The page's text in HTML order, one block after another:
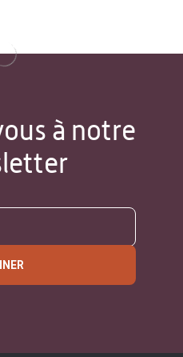
à notre